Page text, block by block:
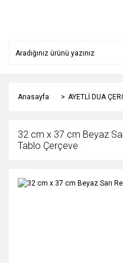
Anasayfa AYETLİ DUA
32 cm x 37 cm Beyaz
Tablo Çerçeve